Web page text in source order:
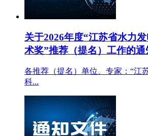
关于2026年度“江苏省水力
术奖”推荐（提名）工作的通
各推荐（提名）单位、专家：“江
科...